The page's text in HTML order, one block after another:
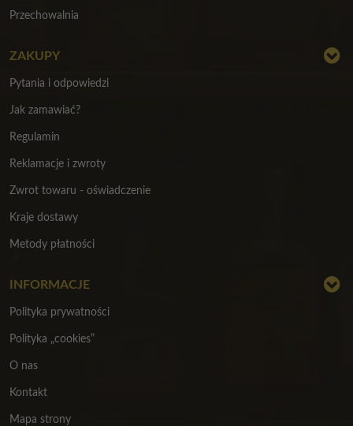
Przechowalnia
ZAKUPY
Pytania i odpowiedzi
Jak zamawiać?
Regulamin
Reklamacje i zwroty
Zwrot towaru - oświadczenie
Kraje dostawy
Metody płatności
INFORMACJE
Polityka prywatności
Polityka „cookies”
O nas
Kontakt
Mapa strony